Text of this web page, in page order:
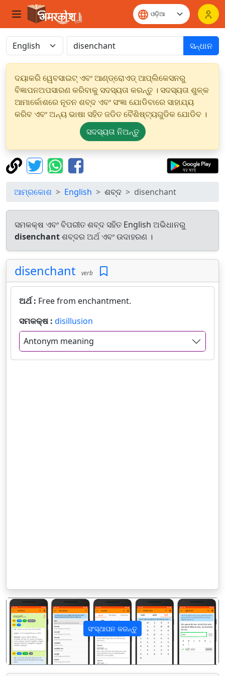
ସନ୍ଧାନ
ଦୟାକରି ୱେବସାଇଟ୍ ଏବଂ ଆଣ୍ଡ୍ରୋଏଡ୍ ଆପ୍ଲିକେସନରୁ
ବିଜ୍ଞାପନଅପସାରଣ କରିବାକୁ ସଦସ୍ୟତା କରନ୍ତୁ । ସଦସ୍ୟତା ଶୁଳ୍କ
ଆମାର୍କୋଶରେ ନୂତନ ଶବ୍ଦ ଏବଂ ସଂଜ୍ଞା ଯୋଡିବାରେ ସାହାଯ୍ୟ
କରିବ ଏବଂ ଅନ୍ୟ ଭାଷା ସହିତ ଜଡିତ ବୈଶିଷ୍ଟ୍ୟଗୁଡିକ ଯୋଡିବ ।
ସଦସ୍ୟତା ନିଅନ୍ତୁ
ଆମ୍ରକୋଶ English ଶବ୍ଦ disenchant
ସମକକ୍ଷ ଏବଂ ବିପରୀତ ଶବ୍ଦ ସହିତ English ଅଭିଧାନରୁ
disenchantଶବ୍ଦର ଅର୍ଥ ଏବଂ ଉଦାହରଣ ।
disenchant verb
ଅର୍ଥ : Free from enchantment.
ସମକକ୍ଷ : disillusion
Antonym meaning
ସଂସ୍ଥାପନ କରନ୍ତୁ
पिछला अगला